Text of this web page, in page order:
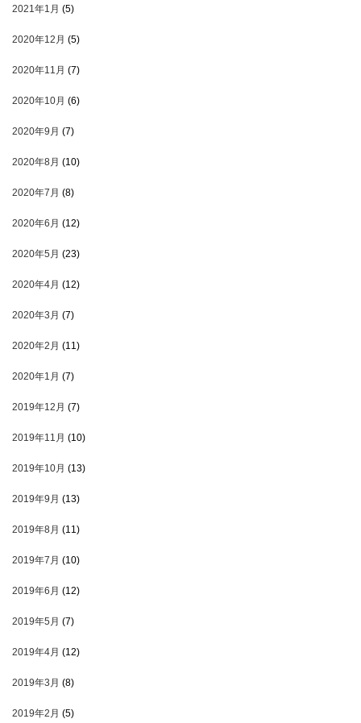
2021年1月 (5)
2020年12月 (5)
2020年11月 (7)
2020年10月 (6)
2020年9月 (7)
2020年8月 (10)
2020年7月 (8)
2020年6月 (12)
2020年5月 (23)
2020年4月 (12)
2020年3月 (7)
2020年2月 (11)
2020年1月 (7)
2019年12月 (7)
2019年11月 (10)
2019年10月 (13)
2019年9月 (13)
2019年8月 (11)
2019年7月 (10)
2019年6月 (12)
2019年5月 (7)
2019年4月 (12)
2019年3月 (8)
2019年2月 (5)